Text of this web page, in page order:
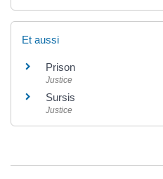
Et aussi
Prison
Justice
Sursis
Justice